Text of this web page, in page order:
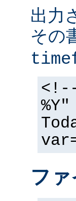
出力
その
<!--
ファ